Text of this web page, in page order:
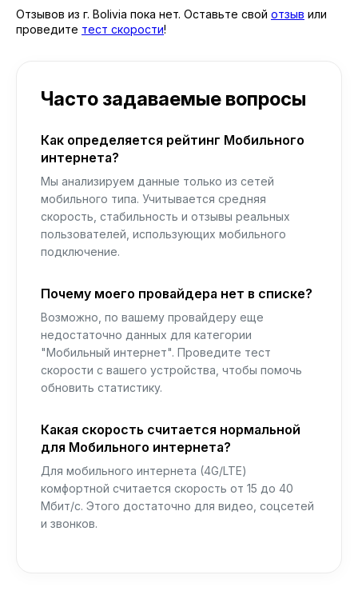
Отзывов из г. Bolivia пока нет. Оставьте свой отзыв или
проведите тест скорости!
Часто задаваемые вопросы
Как определяется рейтинг Мобильного
интернета?
Мы анализируем данные только из сетей
мобильного типа. Учитывается средняя
скорость, стабильность и отзывы реальных
пользователей, использующих мобильного
подключение.
Почему моего провайдера нет в списке?
Возможно, по вашему провайдеру еще
недостаточно данных для категории
"Мобильный интернет". Проведите тест
скорости с вашего устройства, чтобы помочь
обновить статистику.
Какая скорость считается нормальной
для Мобильного интернета?
Для мобильного интернета (4G/LTE)
комфортной считается скорость от 15 до 40
Мбит/с. Этого достаточно для видео, соцсетей
и звонков.